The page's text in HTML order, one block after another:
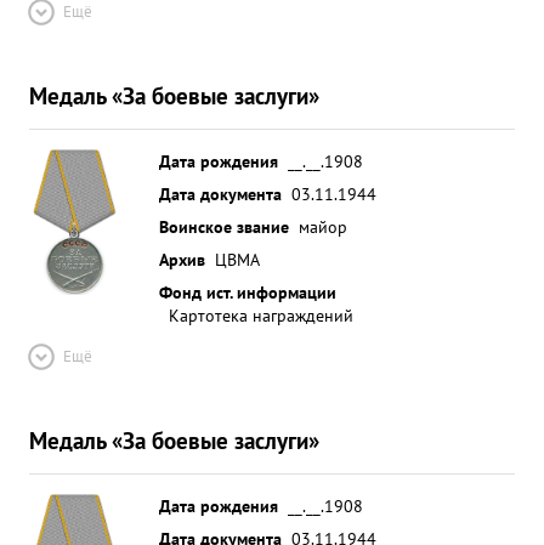
Ещё
Медаль «За боевые заслуги»
Дата рождения
__.__.1908
Дата документа 03.11.1944
Воинское звание майор
Архив ЦВМА
Фонд ист. информации
Картотека награждений
Ещё
Медаль «За боевые заслуги»
Дата рождения
__.__.1908
Дата документа 03.11.1944